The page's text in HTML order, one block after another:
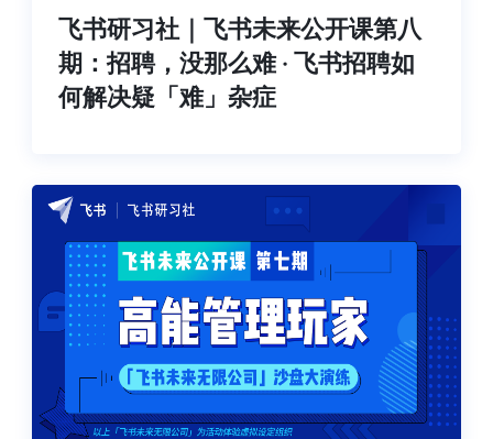
飞书研习社｜飞书未来公开课第八
期：招聘，没那么难 · 飞书招聘如
何解决疑「难」杂症